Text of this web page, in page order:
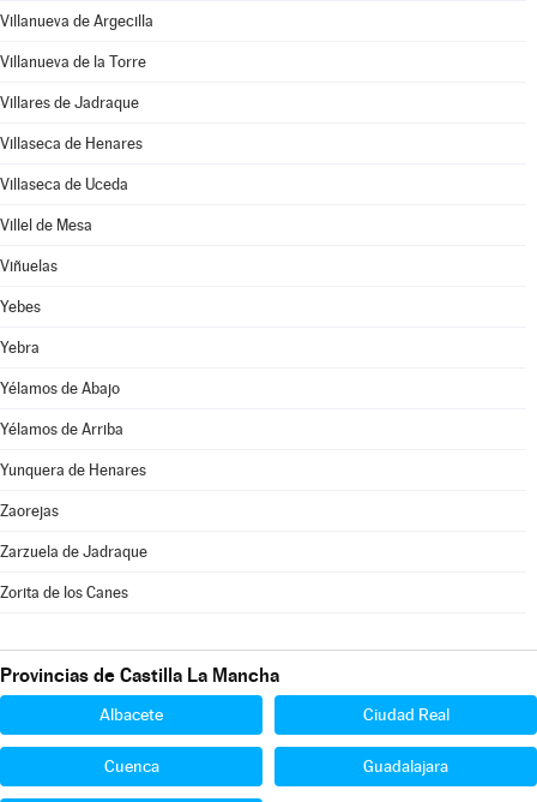
Villanueva de Argecilla
Villanueva de la Torre
Villares de Jadraque
Villaseca de Henares
Villaseca de Uceda
Villel de Mesa
Viñuelas
Yebes
Yebra
Yélamos de Abajo
Yélamos de Arriba
Yunquera de Henares
Zaorejas
Zarzuela de Jadraque
Zorita de los Canes
Provincias de Castilla La Mancha
Albacete Ciudad Real
Cuenca Guadalajara